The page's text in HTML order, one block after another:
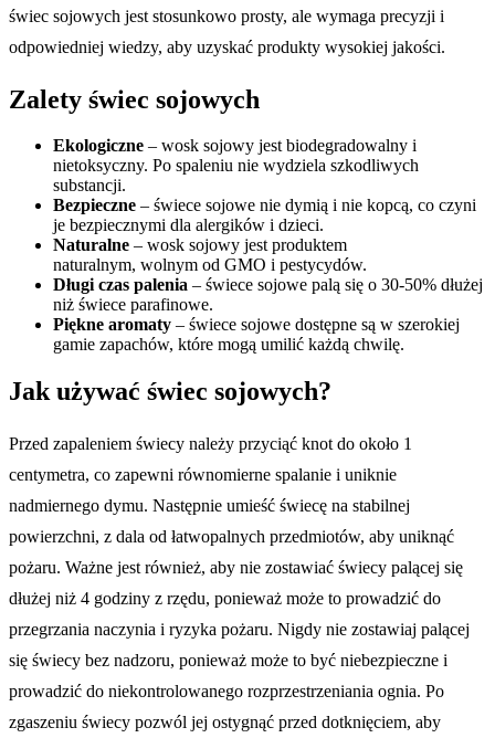
świec sojowych jest stosunkowo prosty, ale wymaga precyzji i
odpowiedniej wiedzy, aby uzyskać produkty wysokiej jakości.
Zalety świec sojowych
Ekologiczne – wosk sojowy jest biodegradowalny i
nietoksyczny. Po spaleniu nie wydziela szkodliwych
substancji.
Bezpieczne – świece sojowe nie dymią i nie kopcą, co czyni
je bezpiecznymi dla alergików i dzieci.
Naturalne – wosk sojowy jest produktem
naturalnym, wolnym od GMO i pestycydów.
Długi czas palenia – świece sojowe palą się o 30-50% dłużej
niż świece parafinowe.
Piękne aromaty – świece sojowe dostępne są w szerokiej
gamie zapachów, które mogą umilić każdą chwilę.
Jak używać świec sojowych?
Przed zapaleniem świecy należy przyciąć knot do około 1
centymetra, co zapewni równomierne spalanie i uniknie
nadmiernego dymu. Następnie umieść świecę na stabilnej
powierzchni, z dala od łatwopalnych przedmiotów, aby uniknąć
pożaru. Ważne jest również, aby nie zostawiać świecy palącej się
dłużej niż 4 godziny z rzędu, ponieważ może to prowadzić do
przegrzania naczynia i ryzyka pożaru. Nigdy nie zostawiaj palącej
się świecy bez nadzoru, ponieważ może to być niebezpieczne i
prowadzić do niekontrolowanego rozprzestrzeniania ognia. Po
zgaszeniu świecy pozwól jej ostygnąć przed dotknięciem, aby